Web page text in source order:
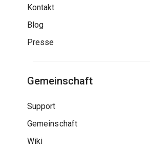
Kontakt
Blog
Presse
Gemeinschaft
Support
Gemeinschaft
Wiki